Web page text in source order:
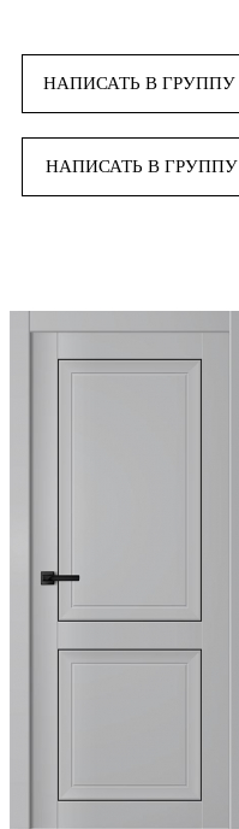
НАПИСАТЬ В ГРУППУ
НАПИСАТЬ В ГРУППУ